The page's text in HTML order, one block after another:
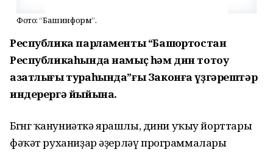
Фото: “Башинформ”.
Республика парламенты “Башҡортостан
Республикаһында намыҫ һәм дин тотоу
азатлығы тураһында”ғы Законға үҙгәрештәр
индерергә йыйына.
Бөгөнгө ҡануниәткә ярашлы, дини уҡыу йорттары
фәҡәт руханиҙар әҙерләү программалары